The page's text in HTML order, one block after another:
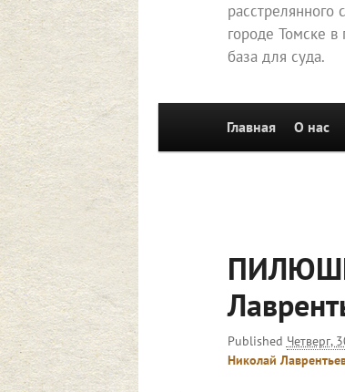
городе Томске
база для суда.
Перейти к
Главная О нас
Published Четверг,
Николай